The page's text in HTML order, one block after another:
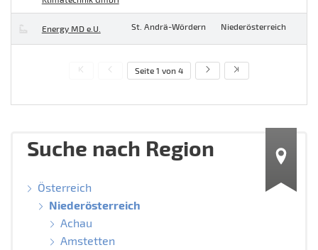
Energy MD e.U. St. Andrä-Wördern Niederösterreich
Seite 1 von 4
Suche nach Region
Österreich
Niederösterreich
Achau
Amstetten